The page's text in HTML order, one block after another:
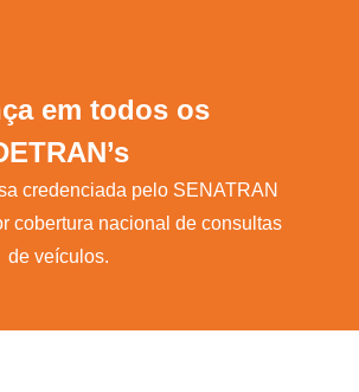
em todos os
credenciada pelo SENATRAN
cobertura nacional de consultas
de veículos.